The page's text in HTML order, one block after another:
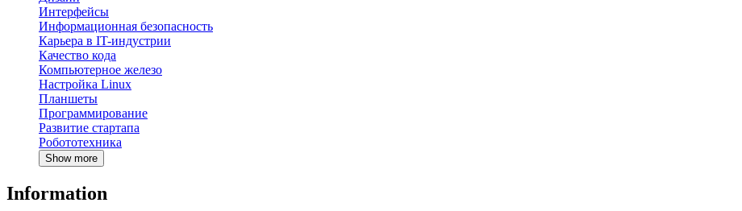
Интерфейсы
Информационная безопасность
Карьера в IT-индустрии
Качество кода
Компьютерное железо
Настройка Linux
Планшеты
Программирование
Развитие стартапа
Робототехника
Show more
Information